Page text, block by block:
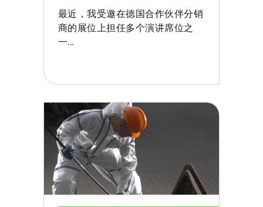
最近，我受邀在德国合作伙伴分销
商的展位上担任多个演讲席位之
一...